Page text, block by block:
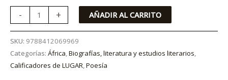
- + AÑADIR AL CARRITO
SKU: 9788412069969
Categorías: África,Biografías, literatura y estudios literarios,
Calificadores de LUGAR,Poesía